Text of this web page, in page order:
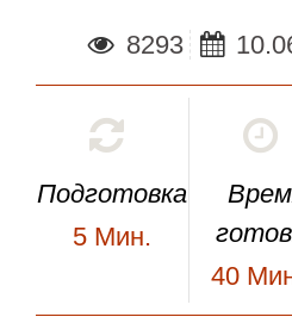
8293
Подготовка
5 Мин.
40